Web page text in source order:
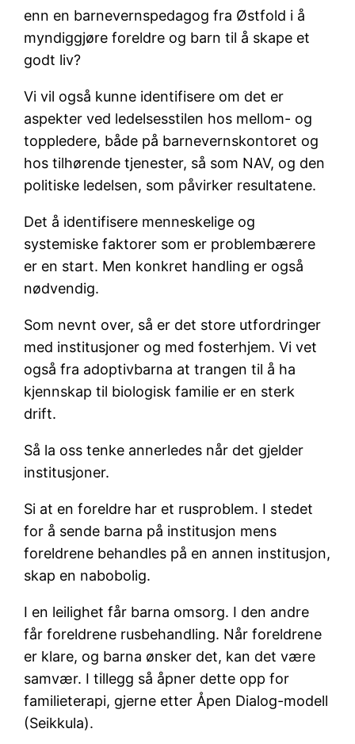
enn en barnevernspedagog fra Østfold i å
myndiggjøre foreldre og barn til å skape et
godt liv?
Vi vil også kunne identifisere om det er
aspekter ved ledelsesstilen hos mellom- og
toppledere, både på barnevernskontoret og
hos tilhørende tjenester, så som NAV, og den
politiske ledelsen, som påvirker resultatene.
Det å identifisere menneskelige og
systemiske faktorer som er problembærere
er en start. Men konkret handling er også
nødvendig.
Som nevnt over, så er det store utfordringer
med institusjoner og med fosterhjem. Vi vet
også fra adoptivbarna at trangen til å ha
kjennskap til biologisk familie er en sterk
drift.
Så la oss tenke annerledes når det gjelder
institusjoner.
Si at en foreldre har et rusproblem. I stedet
for å sende barna på institusjon mens
foreldrene behandles på en annen institusjon,
skap en nabobolig.
I en leilighet får barna omsorg. I den andre
får foreldrene rusbehandling. Når foreldrene
er klare, og barna ønsker det, kan det være
samvær. I tillegg så åpner dette opp for
familieterapi, gjerne etter Åpen Dialog-modell
(Seikkula).